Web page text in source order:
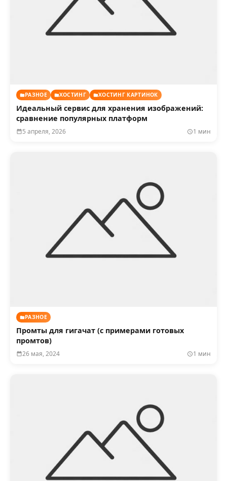
РАЗНОЕ ХОСТИНГ ХОСТИНГ КАРТИНОК
Идеальный сервис для хранения изображений:
сравнение популярных платформ
5 апреля, 2026 1 мин
РАЗНОЕ
Промты для гигачат (с примерами готовых
промтов)
26 мая, 2024 1 мин